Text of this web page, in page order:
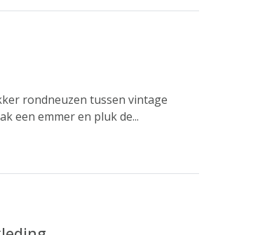
rondneuzen tussen vintage
een emmer en pluk de...